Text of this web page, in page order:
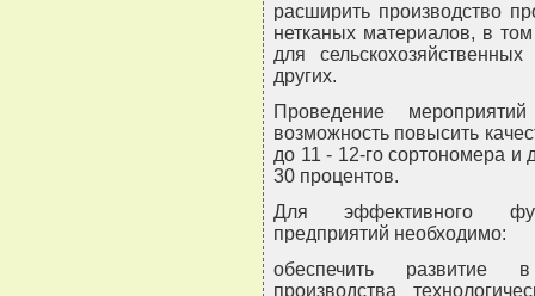
расширить производство
нетканых материалов, в
для
других.
Проведение
возможность повысить
до 11 - 12-го сортономера и
30 процентов.
Для эффективного
предприятий необходимо:
обеспечить развитие
производства